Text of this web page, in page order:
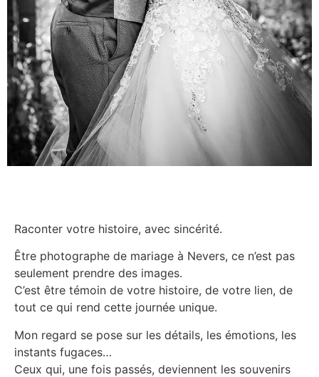
Raconter votre histoire, avec sincérité.
Être photographe de mariage à Nevers, ce n’est pas
seulement prendre des images.
C’est être témoin de votre histoire, de votre lien, de
tout ce qui rend cette journée unique.
Mon regard se pose sur les détails, les émotions, les
instants fugaces…
Ceux qui, une fois passés, deviennent les souvenirs